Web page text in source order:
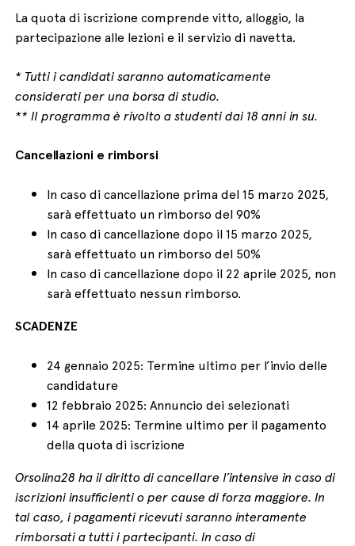
La quota di iscrizione comprende vitto, alloggio, la
partecipazione alle lezioni e il servizio di navetta.
* Tutti i candidati saranno automaticamente
considerati per una borsa di studio.
** Il programma è rivolto a studenti dai 18 anni in su.
Cancellazioni e rimborsi
In caso di cancellazione prima del 15 marzo 2025,
sarà effettuato un rimborso del 90%
In caso di cancellazione dopo il 15 marzo 2025,
sarà effettuato un rimborso del 50%
In caso di cancellazione dopo il 22 aprile 2025, non
sarà effettuato nessun rimborso.
SCADENZE
24 gennaio 2025: Termine ultimo per l’invio delle
candidature
12 febbraio 2025: Annuncio dei selezionati
14 aprile 2025: Termine ultimo per il pagamento
della quota di iscrizione
Orsolina28 ha il diritto di cancellare l’intensive in caso di
iscrizioni insufficienti o per cause di forza maggiore. In
tal caso, i pagamenti ricevuti saranno interamente
rimborsati a tutti i partecipanti. In caso di